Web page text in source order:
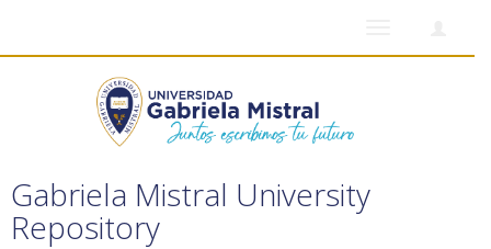
Gabriela Mistral University
Repository